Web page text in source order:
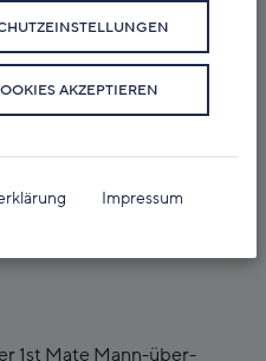
am
1st Mate Mann-über-
AKZEPTIEREN
Impressum